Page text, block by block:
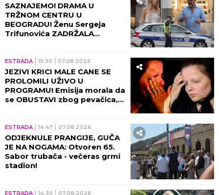
SAZNAJEMO! DRAMA U
TRŽNOM CENTRU U
BEOGRADU! Ženu Sergeja
Trifunovića ZADRŽALA
čega!
ESTRADA 15:30 07.08.2026
JEZIVI KRICI MALE CANE SE
PROLOMILI UŽIVO U
PROGRAMU! Emisija morala da
se OBUSTAVI zbog pevačica,
ESTRADA 14:47 07.08.2026
ODJEKNULE PRANGIJE, GUČA
JE NA NOGAMA: Otvoren 65.
Sabor trubača - večeras grmi
stadion!
ESTRADA 14:30 07.08.2026